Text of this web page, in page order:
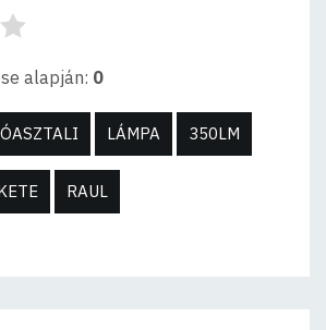
alapján: 0
LÁMPA 350LM
RAUL